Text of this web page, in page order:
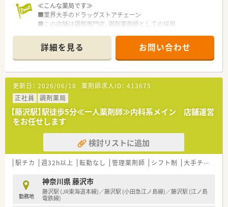
≪こんな薬局です≫
■業界大手のドラッグストアチェーン
■この店舗は調剤専門店、調剤薬剤師としての採用
■湘南台駅徒歩2分、小田急線・相鉄線・地下鉄利用可！
■JRからもアクセスしやすい人気の駅
■管理薬剤師経験のある方向けのキャリア採用
■認定薬剤師をお持ちの方歓迎！
■若手薬剤師を指導いただけるような方に、新たなステージをご
用意しています
■大手企業ならではの福利厚生が整っており、育休復帰もしやす
い制度が整っています
■多様なキャリアパスがあり昇給もしっかり
≪こんな会社です≫
・調剤併設のドラッグストア、病院門前やクリニックモール併
設、
駅前型や郊外型店舗など様々な店舗のスタイルで出店を拡げ
・薬剤師とそれ以外の職種で業務を割り振り、薬剤師の負荷を軽
減！
薬剤師はレジ業務を軽減、薬剤師業務に集中することで専門性
詳細を見る お問い合わせ
更新日： 2026/06/18 薬剤師求人ID： 413675
正社員
調剤薬局
【藤沢駅】駅徒歩5分≪一人薬剤師≫内科系メイン 店舗運営
をお任せします
検討リストに追加
駅チカ 週32h以上 転勤なし 管理薬剤師 シフト制 大手チェーン以外
勤務地
神奈川県 藤沢市
藤沢駅 (JR東海道本線)／藤沢駅 (小田急江ノ島線)／藤沢駅 (江ノ島
電鉄線)